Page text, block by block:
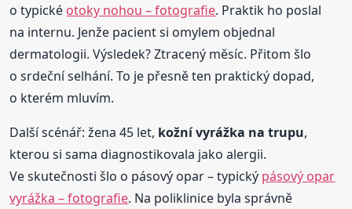
o typické otoky nohou – fotografie. Praktik ho poslal
na internu. Jenže pacient si omylem objednal
dermatologii. Výsledek? Ztracený měsíc. Přitom šlo
o srdeční selhání. To je přesně ten praktický dopad,
o kterém mluvím.
Další scénář: žena 45 let, kožní vyrážka na trupu,
kterou si sama diagnostikovala jako alergii.
Ve skutečnosti šlo o pásový opar – typický pásový opar
vyrážka – fotografie. Na poliklinice byla správně